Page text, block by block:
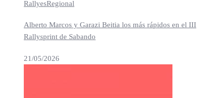
RallyesRegional
Alberto Marcos y Garazi Beitia los más rápidos en el III
Rallysprint de Sabando
21/05/2026